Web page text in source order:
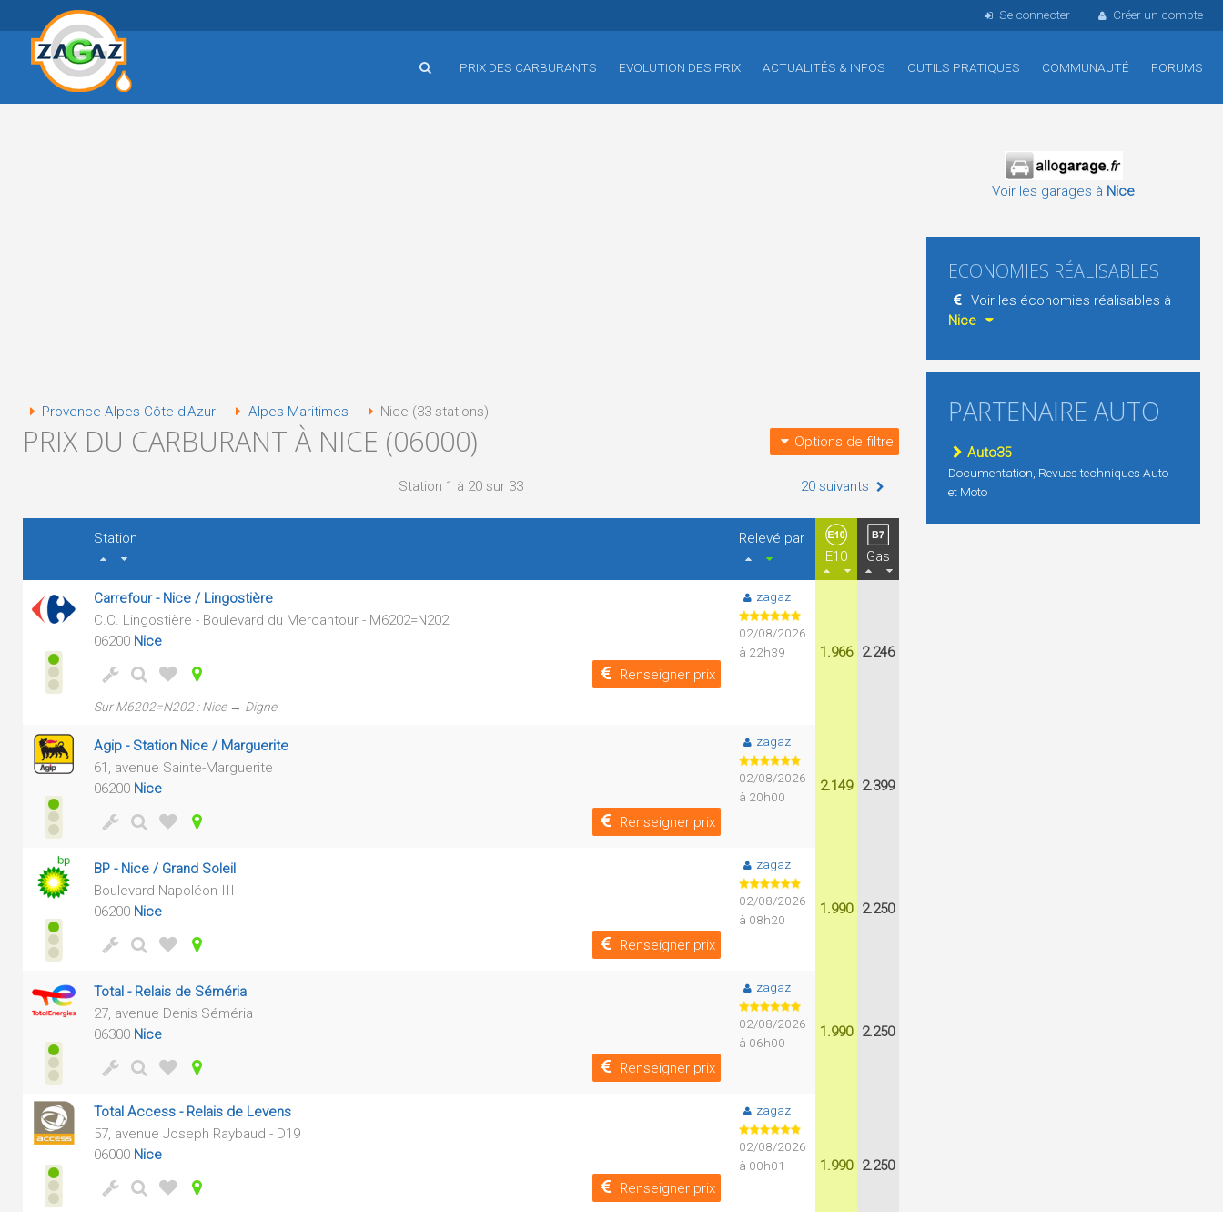
Se connecter Créer un compte
PRIX DES CARBURANTS EVOLUTION DES PRIX ACTUALITÉS & INFOS OUTILS PRATIQUES COMMUNAUTÉ FORUMS
Provence-Alpes-Côte d'Azur Alpes-Maritimes Nice (33 stations)
PRIX DU CARBURANT À NICE (06000) Options de filtre
Station 1 à 20 sur 33 20 suivants
Station
Relevé par
E10
Gas
Carrefour - Nice / Lingostière
C.C. Lingostière - Boulevard du Mercantour - M6202=N202
06200 Nice
Renseigner prix
Sur M6202=N202 : Nice → Digne
zagaz
02/08/2026
à 22h39
1.966 2.246
Agip - Station Nice / Marguerite
61, avenue Sainte-Marguerite
06200 Nice
Renseigner prix
zagaz
02/08/2026
à 20h00
2.149 2.399
BP - Nice / Grand Soleil
Boulevard Napoléon III
06200 Nice
Renseigner prix
zagaz
02/08/2026
à 08h20
1.990 2.250
Total - Relais de Séméria
27, avenue Denis Séméria
06300 Nice
Renseigner prix
zagaz
02/08/2026
à 06h00
1.990 2.250
Total Access - Relais de Levens
57, avenue Joseph Raybaud - D19
06000 Nice
Renseigner prix
zagaz
02/08/2026
à 00h01
1.990 2.250
Voir les garages à Nice
ECONOMIES RÉALISABLES
Voir les économies réalisables à
Nice
PARTENAIRE AUTO
Auto35
Documentation, Revues techniques Auto
et Moto